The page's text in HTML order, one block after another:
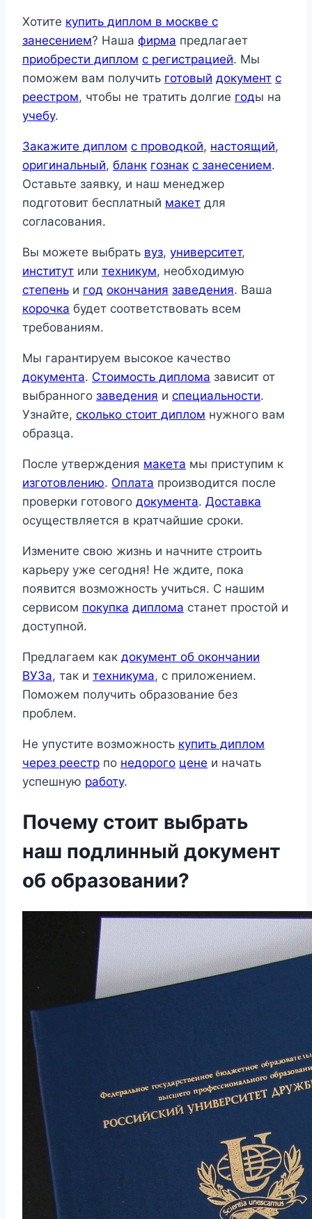
Хотите купить диплом в москве с
занесением? Наша фирма предлагает
приобрести диплом с регистрацией. Мы
поможем вам получить готовый документ с
реестром, чтобы не тратить долгие годы на
учебу.
Закажите диплом с проводкой, настоящий,
оригинальный, бланк гознак с занесением.
Оставьте заявку, и наш менеджер
подготовит бесплатный макет для
согласования.
Вы можете выбрать вуз, университет,
институт или техникум, необходимую
степень и год окончания заведения. Ваша
корочка будет соответствовать всем
требованиям.
Мы гарантируем высокое качество
документа. Стоимость диплома зависит от
выбранного заведения и специальности.
Узнайте, сколько стоит диплом нужного вам
образца.
После утверждения макета мы приступим к
изготовлению. Оплата производится после
проверки готового документа. Доставка
осуществляется в кратчайшие сроки.
Измените свою жизнь и начните строить
карьеру уже сегодня! Не ждите, пока
появится возможность учиться. С нашим
сервисом покупка диплома станет простой и
доступной.
Предлагаем как документ об окончании
ВУЗа, так и техникума, с приложением.
Поможем получить образование без
проблем.
Не упустите возможность купить диплом
через реестр по недорого цене и начать
успешную работу.
Почему стоит выбрать
наш подлинный документ
об образовании?